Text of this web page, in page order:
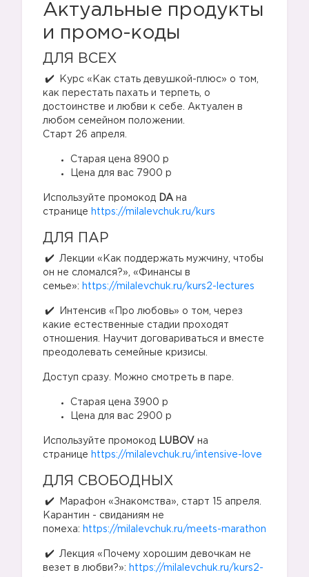
✔️
✔️
✔️
✔️
Актуальные продукты
и промо-коды
ДЛЯ ВСЕХ
Курс «Как стать девушкой-плюс» о том,
как перестать пахать и терпеть, о
достоинстве и любви к себе. Актуален в
любом семейном положении.
Старт 26 апреля.
Старая цена 8900 р
Цена для вас 7900 р
Используйте промокод DA на
странице https://milalevchuk.ru/kurs
ДЛЯ ПАР
Лекции «Как поддержать мужчину, чтобы
он не сломался?», «Финансы в
семье»: https://milalevchuk.ru/kurs2-lectures
Интенсив «Про любовь» о том, через
какие естественные стадии проходят
отношения. Научит договариваться и вместе
преодолевать семейные кризисы.
Доступ сразу. Можно смотреть в паре.
Старая цена 3900 р
Цена для вас 2900 р
Используйте промокод LUBOV на
странице https://milalevchuk.ru/intensive-love
ДЛЯ СВОБОДНЫХ
Марафон «Знакомства», старт 15 апреля.
Карантин - свиданиям не
помеха: https://milalevchuk.ru/meets-marathon
Лекция «Почему хорошим девочкам не
везет в любви?»: https://milalevchuk.ru/kurs2-